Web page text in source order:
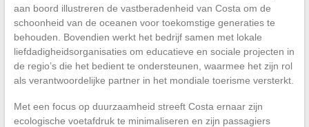
aan boord illustreren de vastberadenheid van Costa om de
schoonheid van de oceanen voor toekomstige generaties te
behouden. Bovendien werkt het bedrijf samen met lokale
liefdadigheidsorganisaties om educatieve en sociale projecten in
de regio’s die het bedient te ondersteunen, waarmee het zijn rol
als verantwoordelijke partner in het mondiale toerisme versterkt.
Met een focus op duurzaamheid streeft Costa ernaar zijn
ecologische voetafdruk te minimaliseren en zijn passagiers